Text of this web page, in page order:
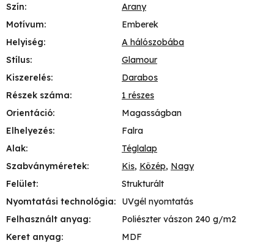
Szín:
Arany
Motívum:
Emberek
Helyiség:
A hálószobába
Stílus:
Glamour
Kiszerelés:
Darabos
Részek száma:
1 részes
Orientáció:
Magasságban
Elhelyezés:
Falra
Alak:
Téglalap
Szabványméretek: Kis, Közép, Nagy
Felület:
Strukturált
Nyomtatási technológia:
UVgél nyomtatás
Felhasznált anyag:
Poliészter vászon 240 g/m2
Keret anyag: MDF